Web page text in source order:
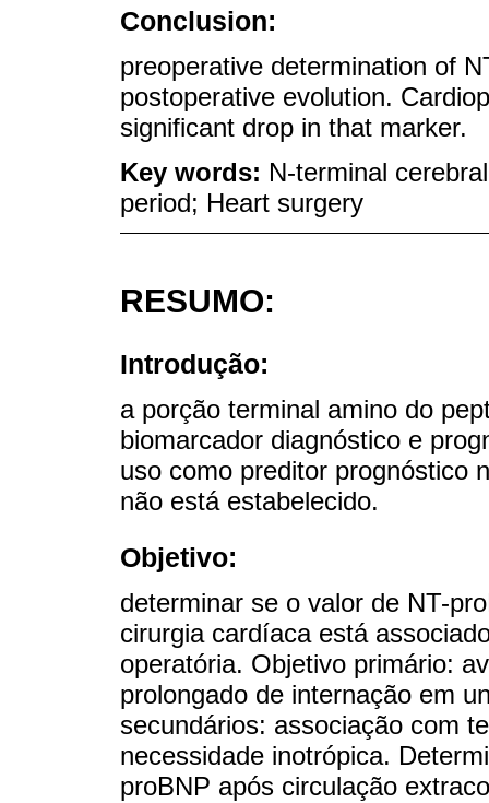
Conclusion:
preoperative determination of
postoperative evolution.
significant drop in that marker.
Key words: N-terminal
period; Heart surgery
RESUMO:
Introdução:
a porção terminal amino do
biomarcador diagnóstico e
uso como preditor prognóstico
não está estabelecido.
Objetivo:
determinar se o valor de NT-
cirurgia cardíaca está
operatória. Objetivo primário:
prolongado de internação em
secundários: associação com
necessidade inotrópica.
proBNP após circulação